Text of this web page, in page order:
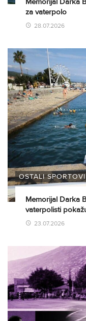
za vaterpolo
28.07.2026
OSTALI SPORTOVI
Memorijal Darka
vaterpolisti
23.07.2026